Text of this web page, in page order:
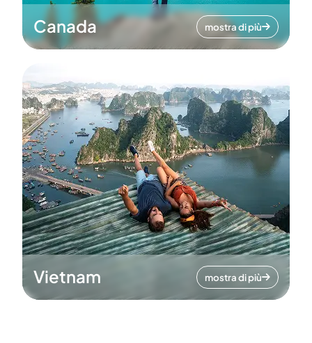
Canada mostra di più
Vietnam mostra di più